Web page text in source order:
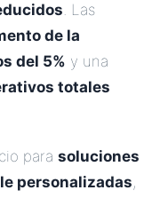
. Las
de la
del 5% y una
totales
para soluciones
personalizadas,